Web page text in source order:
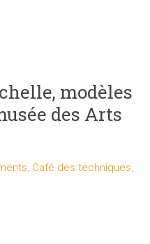
modèles
des Arts
, Café des techniques,